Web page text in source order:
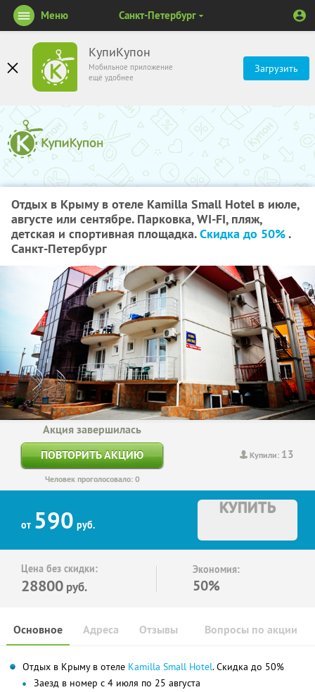
КупиКупон
Мобильное приложение
ещё удобнее
Загрузить
Меню Санкт-Петербург
Отдых в Крыму в отеле Kamilla Small Hotel в июле,
августе или сентябре. Парковка, WI-FI, пляж,
детская и спортивная площадка.Скидка до 50%.
Санкт-Петербург
Купили: 13
Акция завершилась
ПОВТОРИТЬ АКЦИЮ
Человек проголосовало: 0
от 590 руб.
КУПИТЬ
Цена без скидки:
28800 руб.
Экономия:
50%
Основное Отзывы Вопросы по акции
Адреса
Отдых в Крыму в отеле Kamilla Small Hotel. Скидка до 50%
Заезд в номер с 4 июля по 25 августа